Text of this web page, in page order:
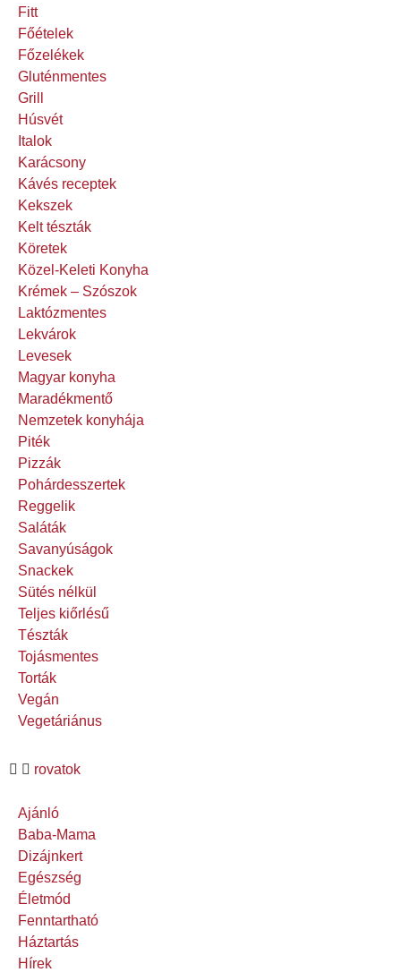
Fitt
Főételek
Főzelékek
Gluténmentes
Grill
Húsvét
Italok
Karácsony
Kávés receptek
Kekszek
Kelt tészták
Köretek
Közel-Keleti Konyha
Krémek – Szószok
Laktózmentes
Lekvárok
Levesek
Magyar konyha
Maradékmentő
Nemzetek konyhája
Piték
Pizzák
Pohárdesszertek
Reggelik
Saláták
Savanyúságok
Snackek
Sütés nélkül
Teljes kiőrlésű
Tészták
Tojásmentes
Torták
Vegán
Vegetáriánus
rovatok
Ajánló
Baba-Mama
Dizájnkert
Egészség
Életmód
Fenntartható
Háztartás
Hírek